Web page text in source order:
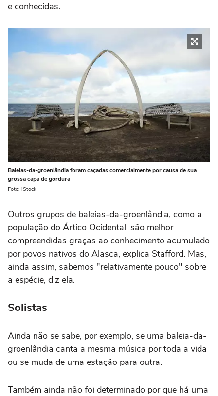
e conhecidas.
Baleias-da-groenlândia foram caçadas comercialmente por causa de sua
grossa capa de gordura
Foto: iStock
Outros grupos de baleias-da-groenlândia, como a
população do Ártico Ocidental, são melhor
compreendidas graças ao conhecimento acumulado
por povos nativos do Alasca, explica Stafford. Mas,
ainda assim, sabemos "relativamente pouco" sobre
a espécie, diz ela.
Solistas
Ainda não se sabe, por exemplo, se uma baleia-da-
groenlândia canta a mesma música por toda a vida
ou se muda de uma estação para outra.
Também ainda não foi determinado por que há uma